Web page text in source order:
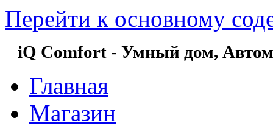
Перейти к основному
iQ Comfort - Умный дом,
Главная
Магазин